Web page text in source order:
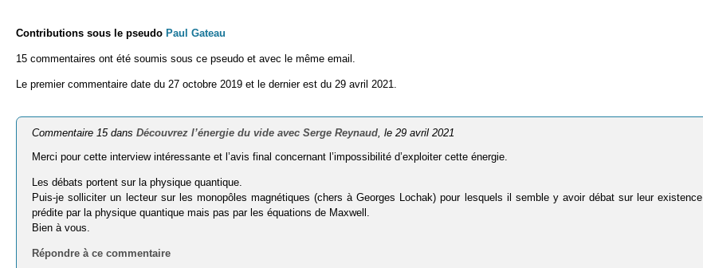
Contributions sous le pseudo Paul Gateau
15 commentaires ont été soumis sous ce pseudo et avec le même email.
Le premier commentaire date du 27 octobre 2019 et le dernier est du 29 avril 2021.
Commentaire 15 dansDécouvrez l’énergie du vide avec Serge Reynaud, le 29 avril 2021
Merci pour cette interview intéressante et l’avis final concernant l’impossibilité d’exploiter cette énergie.
Les débats portent sur la physique quantique.
Puis-je solliciter un lecteur sur les monopôles magnétiques (chers à Georges Lochak) pour lesquels il semble y avoir débat sur leur existence
prédite par la physique quantique mais pas par les équations de Maxwell.
Bien à vous.
Répondre à ce commentaire